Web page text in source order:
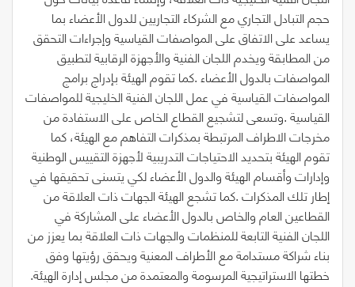
‬خطتها‭ ‬الاستراتيجية‭ ‬المرسومة‭ ‬والمعتمدة‭ ‬من‭ ‬مجلس‭ ‬إدارة‭ ‬الهيئة‭.‬